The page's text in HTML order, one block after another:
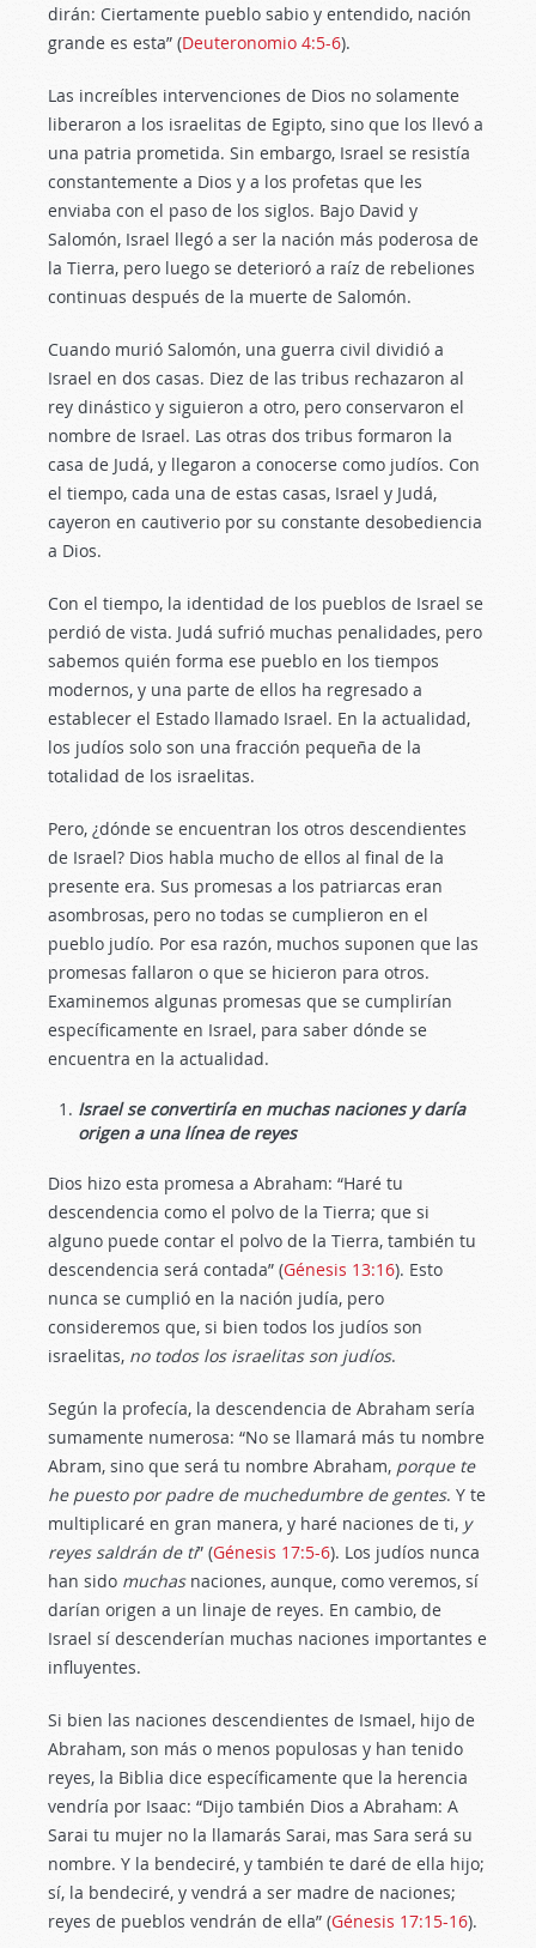
dirán: Ciertamente pueblo sabio y entendido, nación
grande es esta” (Deuteronomio 4:5-6).
Las increíbles intervenciones de Dios no solamente
liberaron a los israelitas de Egipto, sino que los llevó a
una patria prometida. Sin embargo, Israel se resistía
constantemente a Dios y a los profetas que les
enviaba con el paso de los siglos. Bajo David y
Salomón, Israel llegó a ser la nación más poderosa de
la Tierra, pero luego se deterioró a raíz de rebeliones
continuas después de la muerte de Salomón.
Cuando murió Salomón, una guerra civil dividió a
Israel en dos casas. Diez de las tribus rechazaron al
rey dinástico y siguieron a otro, pero conservaron el
nombre de Israel. Las otras dos tribus formaron la
casa de Judá, y llegaron a conocerse como judíos. Con
el tiempo, cada una de estas casas, Israel y Judá,
cayeron en cautiverio por su constante desobediencia
a Dios.
Con el tiempo, la identidad de los pueblos de Israel se
perdió de vista. Judá sufrió muchas penalidades, pero
sabemos quién forma ese pueblo en los tiempos
modernos, y una parte de ellos ha regresado a
establecer el Estado llamado Israel. En la actualidad,
los judíos solo son una fracción pequeña de la
totalidad de los israelitas.
Pero, ¿dónde se encuentran los otros descendientes
de Israel? Dios habla mucho de ellos al final de la
presente era. Sus promesas a los patriarcas eran
asombrosas, pero no todas se cumplieron en el
pueblo judío. Por esa razón, muchos suponen que las
promesas fallaron o que se hicieron para otros.
Examinemos algunas promesas que se cumplirían
específicamente en Israel, para saber dónde se
encuentra en la actualidad.
Israel se convertiría en muchas naciones y daría
origen a una línea de reyes
Dios hizo esta promesa a Abraham: “Haré tu
descendencia como el polvo de la Tierra; que si
alguno puede contar el polvo de la Tierra, también tu
descendencia será contada” (Génesis 13:16). Esto
nunca se cumplió en la nación judía, pero
consideremos que, si bien todos los judíos son
israelitas, no todos los israelitas son judíos.
Según la profecía, la descendencia de Abraham sería
sumamente numerosa: “No se llamará más tu nombre
Abram, sino que será tu nombre Abraham, porque te
he puesto por padre de muchedumbre de gentes. Y te
multiplicaré en gran manera, y haré naciones de ti, y
reyes saldrán de ti” (Génesis 17:5-6). Los judíos nunca
han sido muchasnaciones, aunque, como veremos, sí
darían origen a un linaje de reyes. En cambio, de
Israel sí descenderían muchas naciones importantes e
influyentes.
Si bien las naciones descendientes de Ismael, hijo de
Abraham, son más o menos populosas y han tenido
reyes, la Biblia dice específicamente que la herencia
vendría por Isaac: “Dijo también Dios a Abraham: A
Sarai tu mujer no la llamarás Sarai, mas Sara será su
nombre. Y la bendeciré, y también te daré de ella hijo;
sí, la bendeciré, y vendrá a ser madre de naciones;
reyes de pueblos vendrán de ella” (Génesis 17:15-16).